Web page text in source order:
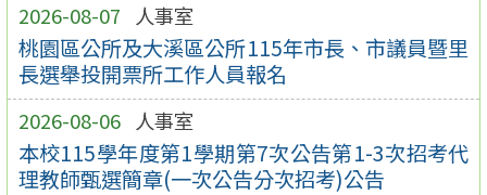
2026-08-07 人事室
桃園區公所及大溪區公所115年市長、市議員暨里
長選舉投開票所工作人員報名
2026-08-06 人事室
本校115學年度第1學期第7次公告第1-3次招考代
理教師甄選簡章(一次公告分次招考)公告